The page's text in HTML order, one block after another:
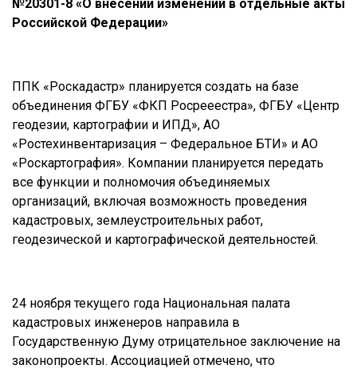
№20301-8 «О внесении изменений в отдельные акты
Российской Федерации»
ППК «Роскадастр» планируется создать на базе
объединения ФГБУ «ФКП Росрееестра», ФГБУ «Центр
геодезии, картографии и ИПД», АО
«Ростехинвентаризация – Федеральное БТИ» и АО
«Роскартография». Компании планируется передать
все функции и полномочия объединяемых
организаций, включая возможность проведения
кадастровых, землеустроительных работ,
геодезической и картографической деятельностей.
24 ноября текущего года Национальная палата
кадастровых инженеров направила в
Государственную Думу отрицательное заключение на
законопроекты. Ассоциацией отмечено, что